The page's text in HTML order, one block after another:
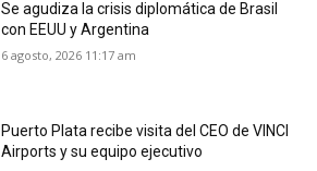
Se agudiza la crisis diplomática de Brasil
con EEUU y Argentina
6 agosto, 2026 11:17 am
Puerto Plata recibe visita del CEO de VINCI
Airports y su equipo ejecutivo